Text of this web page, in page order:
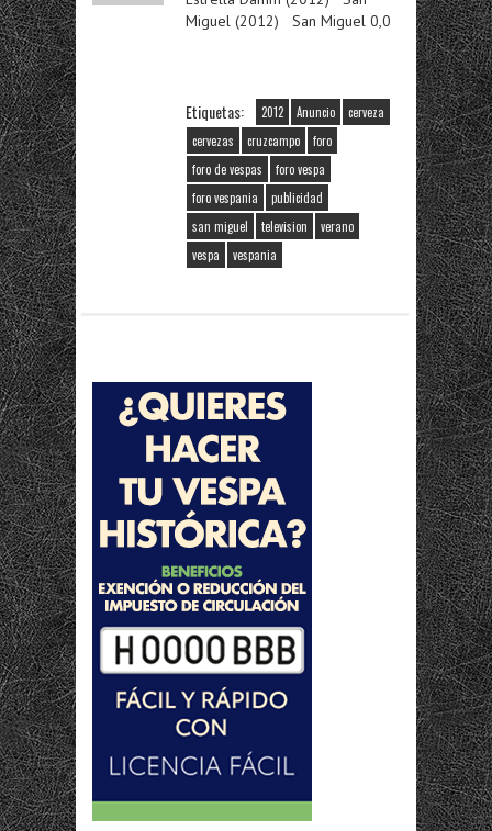
Miguel (2012) San Miguel 0,0
Etiquetas: 2012 Anuncio
cerveza
cervezas
cruzcampo
foro
foro de vespas
foro vespa
foro vespania
publicidad
san miguel
television
verano
vespa
vespania